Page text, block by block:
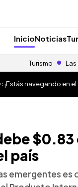
InicioNoticias
Turismo
¡Estás navegando en
$0.83
país
emergentes es